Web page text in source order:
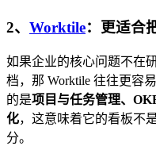
2、 Worktile：更适合
如果企业的核心问题不在
档，那 Worktile 往往更容
的是项目与任务管理、
化，这意味着它的看板不
分。